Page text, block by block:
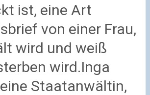
ist, eine Art
von einer Frau,
wird und weiß
wird.Inga
Staatanwältin,